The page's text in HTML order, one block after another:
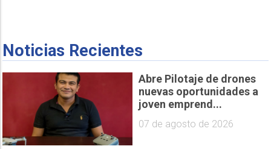
Noticias Recientes
Abre Pilotaje de drones
nuevas oportunidades a
joven emprend...
07 de agosto de 2026